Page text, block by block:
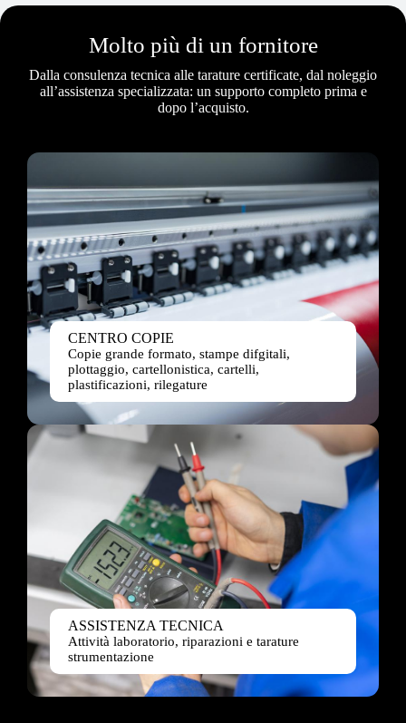
Molto più di un fornitore
Dalla consulenza tecnica alle tarature certificate, dal noleggio
all’assistenza specializzata: un supporto completo prima e
dopo l’acquisto.
CENTRO COPIE
Copie grande formato, stampe difgitali,
plottaggio, cartellonistica, cartelli,
plastificazioni, rilegature
ASSISTENZA TECNICA
Attività laboratorio, riparazioni e tarature
strumentazione